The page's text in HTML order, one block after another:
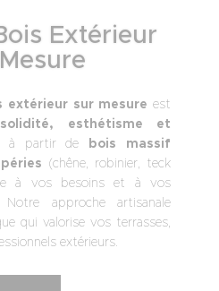
Extérieur
extérieur sur mesure est
solidité, esthétisme et
à partir de bois massif
(chêne, robinier, teck
à vos besoins et à vos
Notre approche artisanale
qui valorise vos terrasses,
extérieurs.